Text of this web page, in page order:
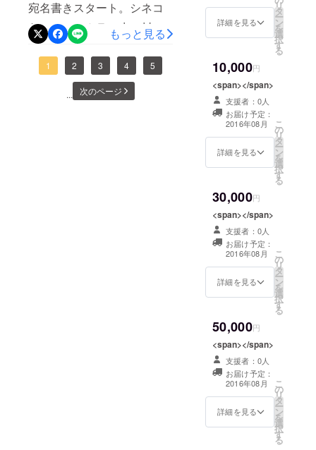
はございましたが、やっと
皆さまに良きご報告がで
き、改めて、皆さまの応援
の元、実現できるものと感
じております。現在、シネ
ら、メッセージ等でお知ら
せください。（※何名か戻っ
てきております。）今後と
も、シネコヤをどうぞよろ
しくお願いいたします。
めでとうございます！！
チュプキは目の不自由な人
も、耳の不自由な人も、そ
うじゃない人も、どんな人
も一緒に映画を楽しめるこ
宛名書きスタート。シネコ
ヤのテーマカラー赤い封筒
にしました。 色、質感、ペ
ンの太さなど、みんなでこ
だわって丁寧に。一通ず
もっと見る
1 2 3 4 5
... 次のページ
ビーハウ
ス」で毎月2
回、フード
をこらした
映画イベン
トを主宰し
ている。
詳細を見る
リ
タ
ー
ン
を
選
択
す
る
10,000円
<span></span>
支援者：0人
お届け予定：
2016年08月
詳細を見る
こ
の
リ
タ
ー
ン
を
選
択
す
る
30,000円
<span></span>
支援者：0人
お届け予定：
2016年08月
詳細を見る
こ
の
リ
タ
ー
ン
を
選
択
す
る
50,000円
<span></span>
支援者：0人
お届け予定：
2016年08月
詳細を見る
こ
の
リ
タ
ー
ン
を
選
択
す
る